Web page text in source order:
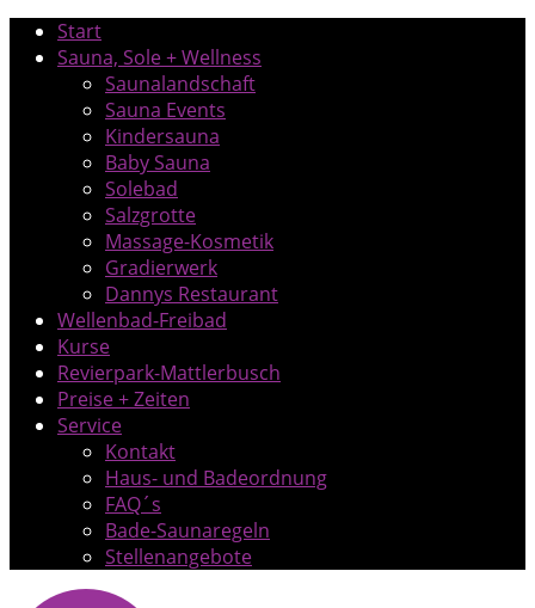
Start
Sauna, Sole + Wellness
Saunalandschaft
Sauna Events
Kindersauna
Baby Sauna
Solebad
Salzgrotte
Massage-Kosmetik
Gradierwerk
Dannys Restaurant
Wellenbad-Freibad
Kurse
Revierpark-Mattlerbusch
Preise + Zeiten
Service
Kontakt
Haus- und Badeordnung
FAQ´s
Bade-Saunaregeln
Stellenangebote